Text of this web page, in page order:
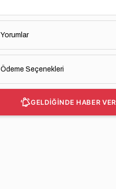
Yorumlar
Ödeme Seçenekleri
GELDİĞİNDE HABER VER